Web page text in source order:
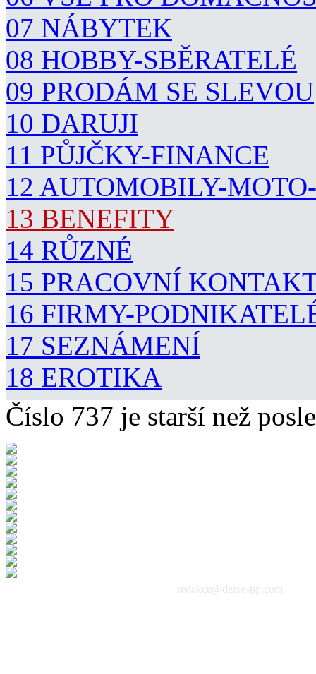
07 NÁBYTEK
08 HOBBY-SBĚRATELÉ
09 PRODÁM SE SLEVOU
10 DARUJI
11 PŮJČKY-FINANCE
12 AUTOMOBILY-
13 BENEFITY
14 RŮZNÉ
15 PRACOVNÍ
16 FIRMY-
17 SEZNÁMENÍ
18 EROTIKA
Číslo 737 je starší než
redakce@deixe-tip.com